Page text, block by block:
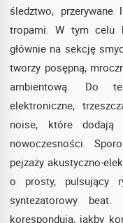
śledztwo, przerywane
tropami. W tym celu
głównie na sekcję
tworzy posępną,
ambientową. Do
elektroniczne,
noise, które dodają
nowoczesności.
pejzaży akustyczno-
o prosty, pulsujący
syntezatorowy
korespondują, jakby